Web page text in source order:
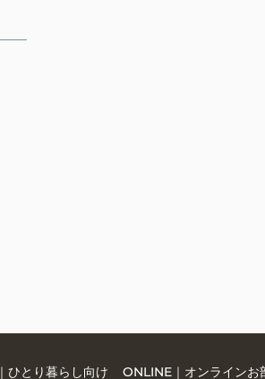
ひとり暮らし向け ONLINE｜オンラインお